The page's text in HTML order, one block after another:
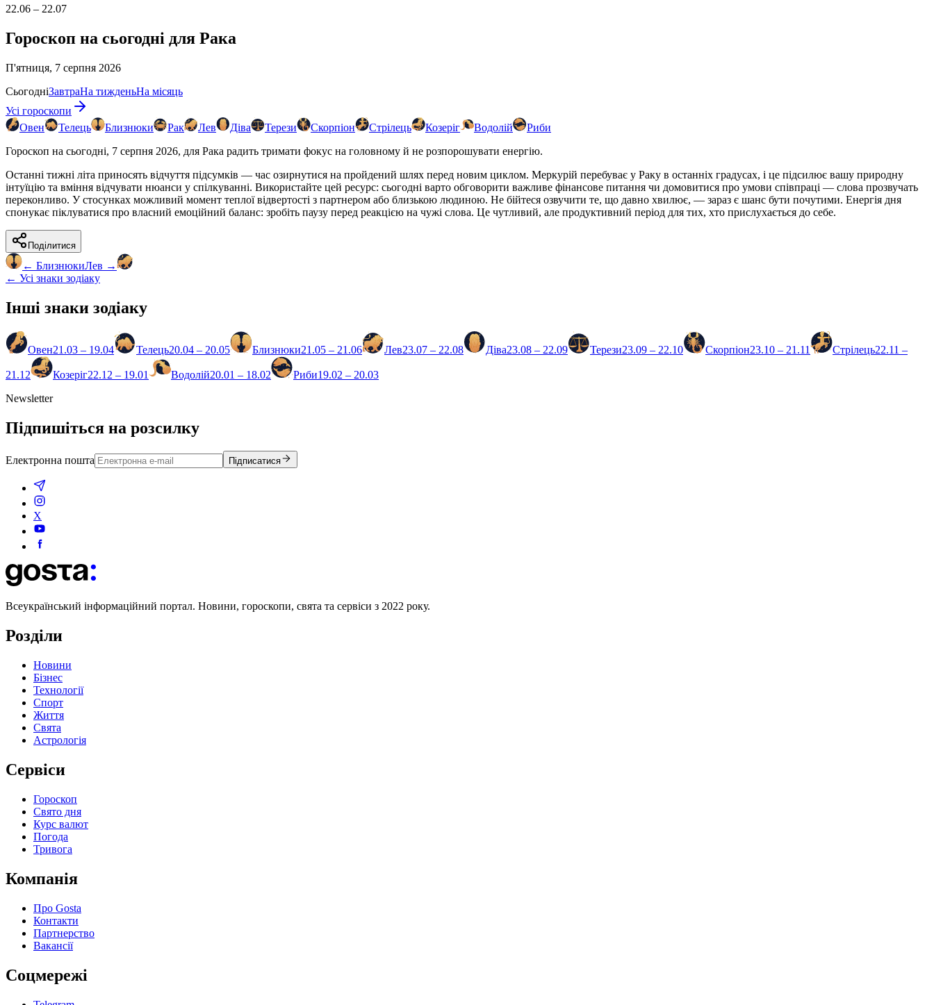
22.06 – 22.07
Гороскоп на сьогодні для Рака
П'ятниця, 7 серпня 2026
СьогодніЗавтраНа тижденьНа місяць
Усі гороскопи
Овен
Телець Близнюки Рак Лев Діва Терези Скорпіон Стрілець Козеріг Водолій
Риби
Гороскоп на сьогодні, 7 серпня 2026, для Рака радить тримати фокус на головному й не розпорошувати енергію.
Останні тижні літа приносять відчуття підсумків — час озирнутися на пройдений шлях перед новим циклом. Меркурій перебуває у Раку в останніх градусах, і це підсилює вашу природну
інтуїцію та вміння відчувати нюанси у спілкуванні. Використайте цей ресурс: сьогодні варто обговорити важливе фінансове питання чи домовитися про умови співпраці — слова прозвучать
переконливо. У стосунках можливий момент теплої відвертості з партнером або близькою людиною. Не бійтеся озвучити те, що давно хвилює, — зараз є шанс бути почутими. Енергія дня
спонукає піклуватися про власний емоційний баланс: зробіть паузу перед реакцією на чужі слова. Це чутливий, але продуктивний період для тих, хто прислухається до себе.
Поділитися
← БлизнюкиЛев →
← Усі знаки зодіаку
Інші знаки зодіаку
Овен21.03 – 19.04 Телець20.04 – 20.05 Близнюки21.05 – 21.06 Лев23.07 – 22.08 Діва23.08 – 22.09 Терези23.09 – 22.10 Скорпіон23.10 – 21.11 Стрілець22.11 –
21.12 Козеріг22.12 – 19.01 Водолій20.01 – 18.02 Риби19.02 – 20.03
Newsletter
Підпишіться на розсилку
Електронна пошта Підписатися
X
Всеукраїнський інформаційний портал. Новини, гороскопи, свята та сервіси з 2022 року.
Розділи
Новини
Бізнес
Технології
Спорт
Життя
Свята
Астрологія
Сервіси
Гороскоп
Свято дня
Курс валют
Погода
Тривога
Компанія
Про Gosta
Контакти
Партнерство
Вакансії
Соцмережі